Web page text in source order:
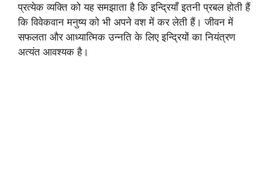
प्रत्येक व्यक्ति को यह समझाता है कि इन्द्रियाँ इतनी प्रबल होती हैं
कि विवेकवान मनुष्य को भी अपने वश में कर लेती हैं। जीवन में
सफलता और आध्यात्मिक उन्नति के लिए इन्द्रियों का नियंत्रण
अत्यंत आवश्यक है।